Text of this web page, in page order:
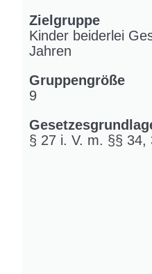
Zielgruppe
Kinder beiderlei
Jahren
Gruppengröße
9
§ 27 i. V. m. §§ 34,